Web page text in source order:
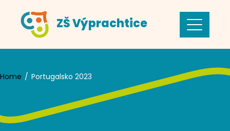
content
ZŠ Výprachtice
Home Portugalsko 2023